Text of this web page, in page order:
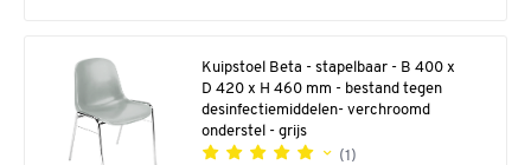
Kuipstoel Beta - stapelbaar - B 400 x
D 420 x H 460 mm - bestand tegen
desinfectiemiddelen- verchroomd
onderstel - grijs
(1)